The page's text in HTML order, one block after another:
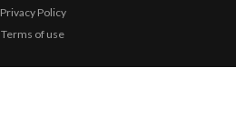
Privacy Policy
Terms of use